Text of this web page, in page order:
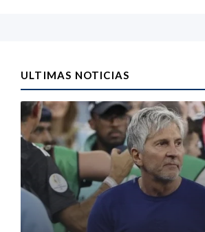
ULTIMAS NOTICIAS